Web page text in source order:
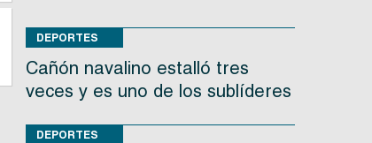
DEPORTES
Cañón navalino estalló tres
veces y es uno de los sublíderes
DEPORTES